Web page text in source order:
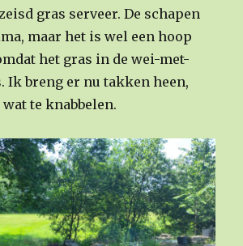
gras serveer. De schapen
maar het is wel een hoop
het gras in de wei-met-
Ik breng er nu takken heen,
wat te knabbelen.